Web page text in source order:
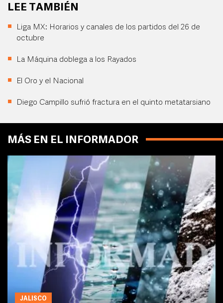
LEE TAMBIÉN
Liga MX: Horarios y canales de los partidos del 26 de
octubre
La Máquina doblega a los Rayados
El Oro y el Nacional
Diego Campillo sufrió fractura en el quinto metatarsiano
MÁS EN EL INFORMADOR
JALISCO